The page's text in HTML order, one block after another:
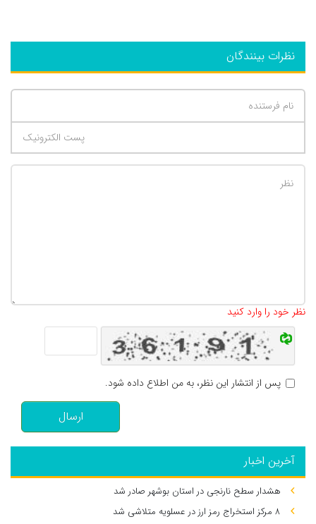
نظرات بینندگان
نظر خود را وارد کنید
پس از انتشار این نظر، به من اطلاع داده شود.
ارسال
آخرین اخبار
هشدار سطح نارنجی در استان بوشهر صادر شد
۸ مرکز استخراج رمز ارز در عسلویه متلاشی شد